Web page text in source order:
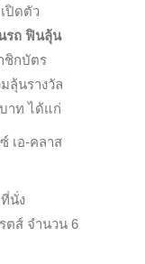
ปิดตัว
รถ ฟินลุ้น
ชิกบัตร
ลุ้นรางวัล
าท ได้แก่
เอ-คลาส
นั่ง
ตส์ จำนวน 6